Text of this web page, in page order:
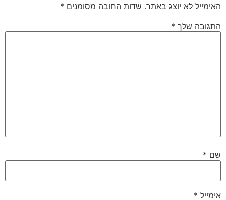
האימייל לא יוצג באתר. שדות החובה מסומנים *
התגובה שלך *
שם *
אימייל *